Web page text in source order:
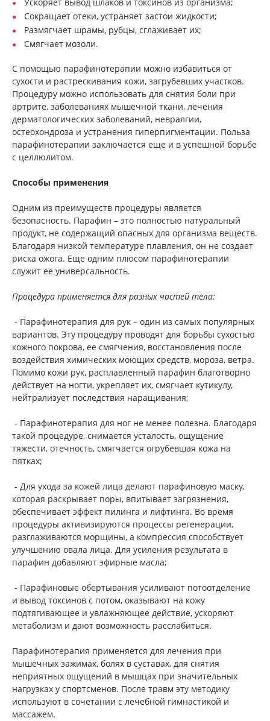
Сокращает отеки, устраняет застои жидкости;
Размягчает шрамы, рубцы, сглаживает их;
Смягчает мозоли.
С помощью парафинотерапии можно избавиться от
сухости и растрескивания кожи, загрубевших участков.
Процедуру можно использовать для снятия боли при
артрите, заболеваниях мышечной ткани, лечения
дерматологических заболеваний, невралгии,
остеохондроза и устранения гиперпигментации. Польза
парафинотерапии заключается еще и в успешной борьбе
с целлюлитом.
Способы применения
Одним из преимуществ процедуры является
безопасность. Парафин – это полностью натуральный
продукт, не содержащий опасных для организма веществ.
Благодаря низкой температуре плавления, он не создает
риска ожога. Еще одним плюсом парафинотерапии
служит ее универсальность.
Процедура применяется для разных частей тела:
- Парафинотерапия для рук – один из самых популярных
вариантов. Эту процедуру проводят для борьбы сухостью
кожного покрова, ее смягчения, восстановления после
воздействия химических моющих средств, мороза, ветра.
Помимо кожи рук, расплавленный парафин благотворно
действует на ногти, укрепляет их, смягчает кутикулу,
нейтрализует последствия наращивания;
- Парафинотерапия для ног не менее полезна. Благодаря
такой процедуре, снимается усталость, ощущение
тяжести, отечность, смягчается огрубевшая кожа на
пятках;
- Для ухода за кожей лица делают парафиновую маску,
которая раскрывает поры, впитывает загрязнения,
обеспечивает эффект пилинга и лифтинга. Во время
процедуры активизируются процессы регенерации,
разглаживаются морщины, а компрессия способствует
улучшению овала лица. Для усиления результата в
парафин добавляют эфирные масла;
- Парафиновые обертывания усиливают потоотделение
и вывод токсинов с потом, оказывают на кожу
подтягивающее и увлажняющее действие, ускоряют
метаболизм и дают возможность расслабиться.
Парафинотерапия применяется для лечения при
мышечных зажимах, болях в суставах, для снятия
неприятных ощущений в мышцах при значительных
нагрузках у спортсменов. После травм эту методику
используют в сочетании с лечебной гимнастикой и
массажем.